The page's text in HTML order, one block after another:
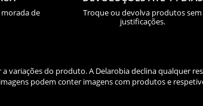
morada de
Troque ou devolva produtos sem
justificações.
do produto. A Delarobia declina qualquer
podem conter imagens com produtos e